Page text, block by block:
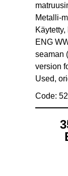
Metalli-
ENG
seaman
version
Used,
Code: